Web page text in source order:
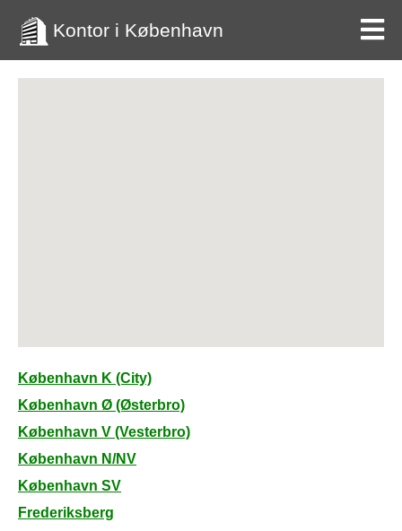
Kontor i København
København K (City)
København Ø (Østerbro)
København V (Vesterbro)
København N/NV
København SV
Frederiksberg